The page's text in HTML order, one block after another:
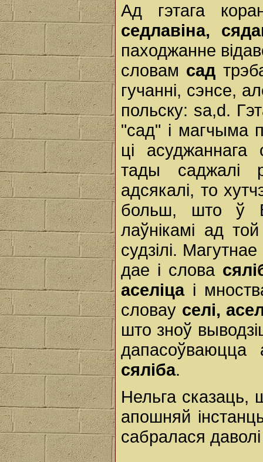
Ад гэтага
седлавіна,
паходжанне
словам сад
гучанні, сэнсе,
польску: sa,d.
"сад" і магчыма
ці асуджаннага
тады саджалі
адсякалі, то
больш, што ў
лаўнікамі ад
судзілі.
дае і слова
аселіцаі
словау селі,
што зноў
сяліба.
Нельга сказаць,
апошняй
сабралася